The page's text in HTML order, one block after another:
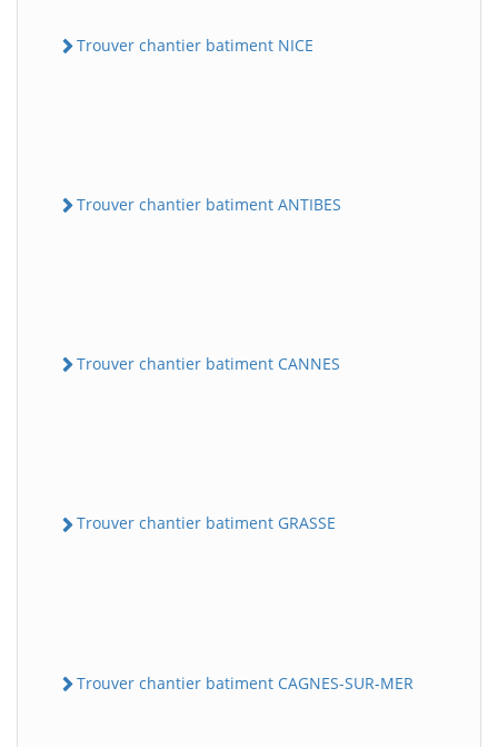
Trouver chantier batiment NICE
Trouver chantier batiment ANTIBES
Trouver chantier batiment CANNES
Trouver chantier batiment GRASSE
Trouver chantier batiment CAGNES-SUR-MER